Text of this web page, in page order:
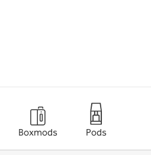
Boxmods Pods